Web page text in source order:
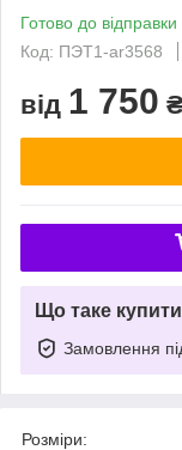
Готово до
Код: ПЭТ1-ar3568
від 1 750
Що таке
Замовлення
Розміри: